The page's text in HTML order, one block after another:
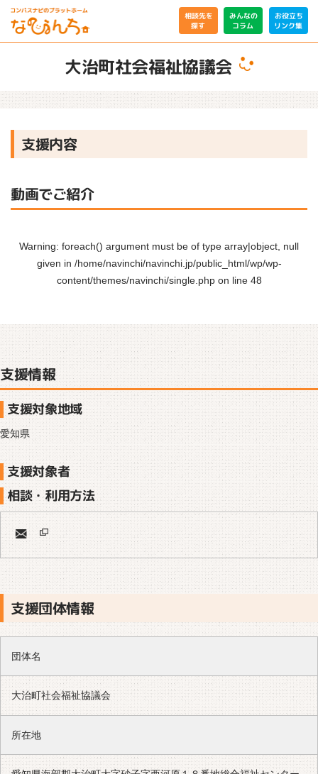
相談先を
探す
みんなの
コラム
お役立ち
リンク集
大治町社会福祉協議会
支援内容
動画でご紹介
Warning: foreach() argument must be of type array|object, null
given in /home/navinchi/navinchi.jp/public_html/wp/wp-
content/themes/navinchi/single.phpon line 48
支援情報
支援対象地域
愛知県
支援対象者
相談・利用方法
支援団体情報
団体名
大治町社会福祉協議会
所在地